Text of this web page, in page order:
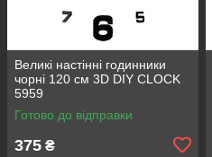
Великі настінні годинники
чорні 120 см 3D DIY CLOCK
5959
Готово до відправки
375 ₴